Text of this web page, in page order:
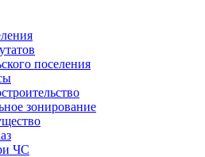
поселения
зонирование
ЧС